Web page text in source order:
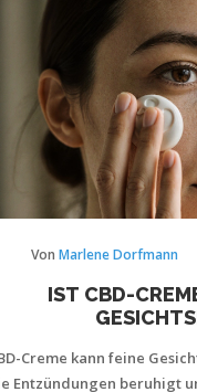
Von Marlene Dorfmann
IST CBD-
Creme kann feine
Entzündungen beruhigt